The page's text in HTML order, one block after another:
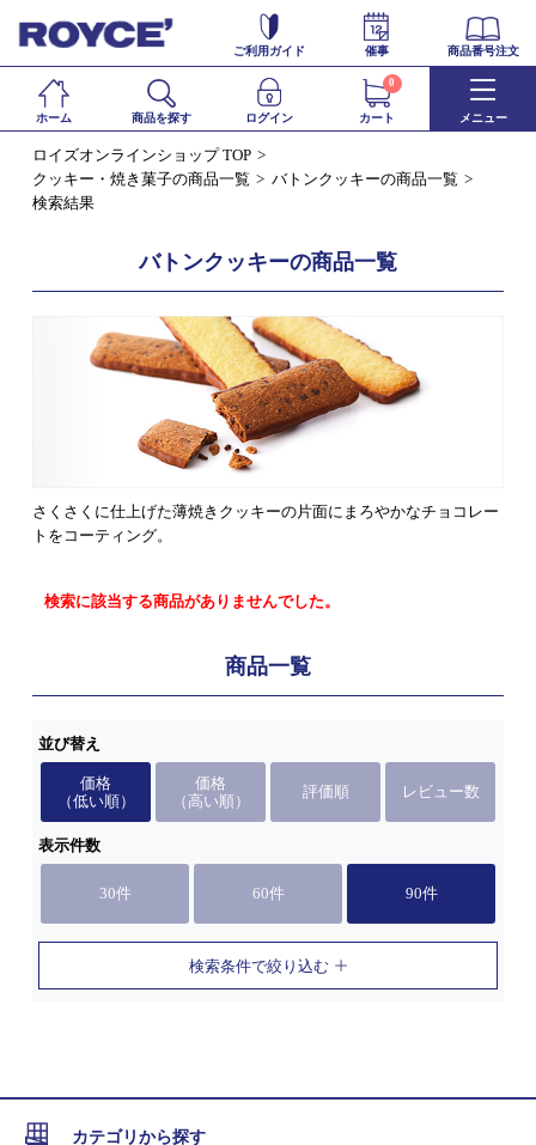
ご利用ガイド 催事 商品番号注文
ホーム 商品を探す ログイン カート
0
メニュー
ロイズオンラインショップ TOP
クッキー・焼き菓子の商品一覧
バトンクッキーの商品一覧
検索結果
バトンクッキーの商品一覧
さくさくに仕上げた薄焼きクッキーの片面にまろやかなチョコレー
トをコーティング。
検索に該当する商品がありませんでした。
商品一覧
並び替え
価格
（低い順）
価格
（高い順）
評価順 レビュー数
表示件数
30件 60件 90件
検索条件で絞り込む
カテゴリから探す